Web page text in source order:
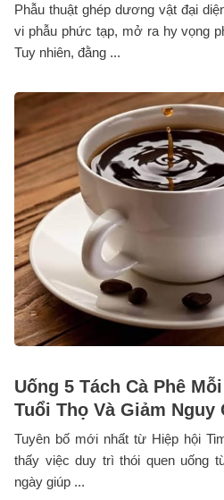
Phẫu thuật ghép dương vật đại
vi phẫu phức tạp, mở ra hy vọng
Tuy nhiên, đằng ...
Uống 5 Tách Cà Phê
Tuổi Thọ Và Giảm Nguy
Tuyên bố mới nhất từ Hiệp hội
thấy việc duy trì thói quen uống
ngày giúp ...